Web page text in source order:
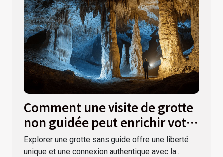
Comment une visite de grotte
non guidée peut enrichir votre
expérience ?
Explorer une grotte sans guide offre une liberté
unique et une connexion authentique avec la...